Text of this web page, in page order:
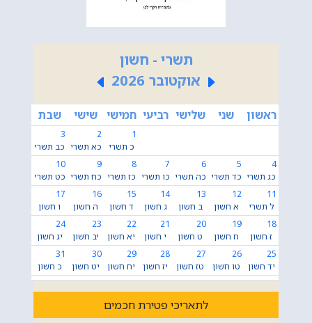
תשרי - חשון
אוקטובר 2026
ראשון שני שלישי רביעי חמישי שישי שבת
1
כ תשרי
2
כא תשרי
3
כב תשרי
4
כג תשרי
5
כד תשרי
6
כה תשרי
7
כו תשרי
8
כז תשרי
9
כח תשרי
10
כט תשרי
11
ל תשרי
12
א חשון
13
ב חשון
14
ג חשון
15
ד חשון
16
ה חשון
17
ו חשון
18
ז חשון
19
ח חשון
20
ט חשון
21
י חשון
22
יא חשון
23
יב חשון
24
יג חשון
25
יד חשון
26
טו חשון
27
טז חשון
28
יז חשון
29
יח חשון
30
יט חשון
31
כ חשון
לתאריכי פטירת חכמים